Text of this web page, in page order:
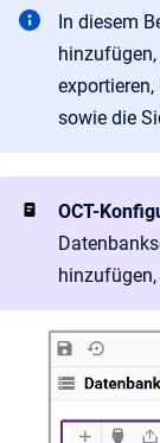
In diesem
sowie die
OCT-